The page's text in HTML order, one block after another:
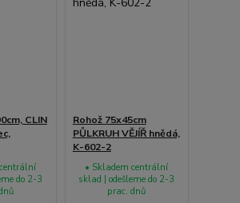
CLIN
do 2-3
Rohož 75x45cm
PŮLKRUH VĚJÍŘ hnědá,
K-602-2
• Skladem centrální
sklad | odešleme do 2-3
prac. dnů